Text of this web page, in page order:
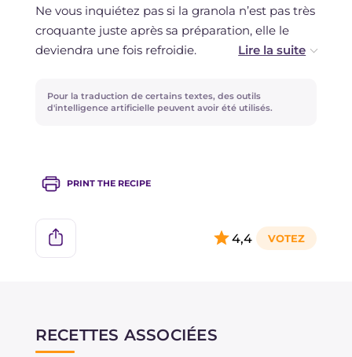
Ne vous inquiétez pas si la granola n’est pas très
croquante juste après sa préparation, elle le
deviendra une fois refroidie.
Si vous préférez, vous pouvez remplacer les
pépites de chocolat noir par du chocolat haché,
utiliser un autre miel de votre choix.
souhaitez, vous pouvez également ajouter des
graines oléagineuses.
Pour la traduction de certains textes, des outils
d'intelligence artificielle peuvent avoir été utilisés.
PRINT THE RECIPE
4,4
RECETTES ASSOCIÉES